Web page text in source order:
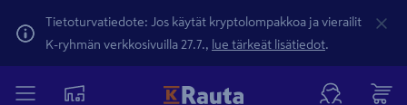
Tietoturvatiedote: Jos käytät kryptolompakkoa ja vierailit
K-ryhmän verkkosivuilla 27.7., lue tärkeät lisätiedot.